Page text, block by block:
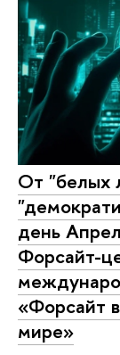
От "белых
день
Форсайт-
«Форсайт
мире»